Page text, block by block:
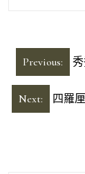
文
章
導
Previous:
Next:
四羅